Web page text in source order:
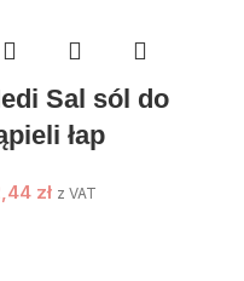
Sal sól do
łap
zł z VAT